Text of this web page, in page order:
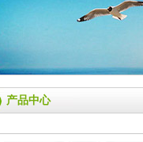
产品中心